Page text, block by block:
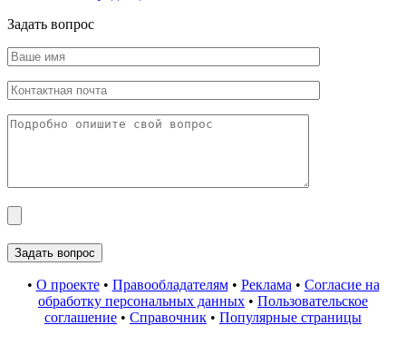
Задать вопрос
• О проекте• Правообладателям• Реклама • Согласие на
обработку персональных данных • Пользовательское
соглашение • Справочник • Популярные страницы